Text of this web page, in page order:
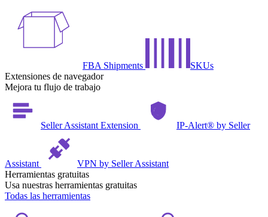
FBA Shipments
SKUs
Extensiones de navegador
Mejora tu flujo de trabajo
Seller Assistant Extension IP-Alert® by Seller
Assistant
VPN by Seller Assistant
Herramientas gratuitas
Usa nuestras herramientas gratuitas
Todas las herramientas